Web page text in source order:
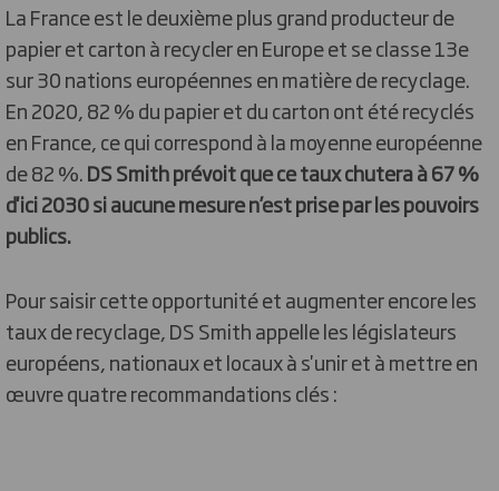
La France est le deuxième plus grand producteur de
papier et carton à recycler en Europe et se classe 13e
sur 30 nations européennes en matière de recyclage.
En 2020, 82 % du papier et du carton ont été recyclés
en France, ce qui correspond à la moyenne européenne
de 82 %.DS Smith prévoit que ce taux chutera à 67 %
d'ici 2030 si aucune mesure n’est prise par les pouvoirs
publics.
Pour saisir cette opportunité et augmenter encore les
taux de recyclage, DS Smith appelle les législateurs
européens, nationaux et locaux à s'unir et à mettre en
œuvre quatre recommandations clés :